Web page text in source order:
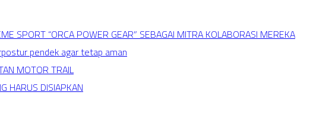
SPORT “ORCA POWER GEAR” SEBAGAI MITRA KOLABORASI MEREKA
pendek agar tetap aman
MOTOR TRAIL
HARUS DISIAPKAN